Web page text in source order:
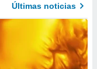
Últimas noticias